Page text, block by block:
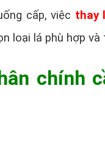
cấp, việc thay
loại lá phù hợp
chính